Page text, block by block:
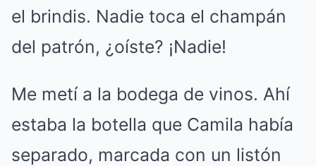
el brindis. Nadie toca el champán
del patrón, ¿oíste? ¡Nadie!
Me metí a la bodega de vinos. Ahí
estaba la botella que Camila había
separado, marcada con un listón